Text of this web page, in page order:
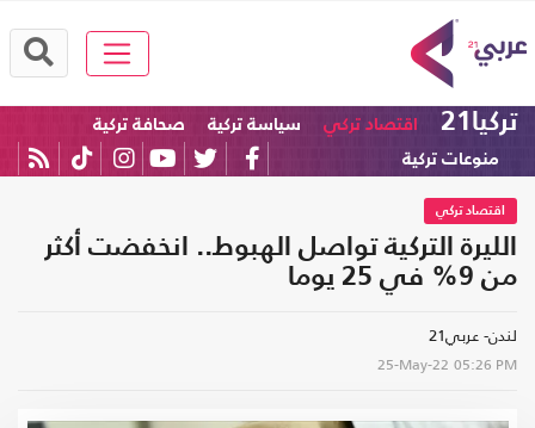
تركيا21 اقتصاد تركي سياسة تركية
صحافة تركية
منوعات تركية
اقتصاد تركي
الليرة التركية تواصل الهبوط.. انخفضت أكثر
من 9% في 25 يوما
لندن- عربي21
25-May-22 05:26 PM